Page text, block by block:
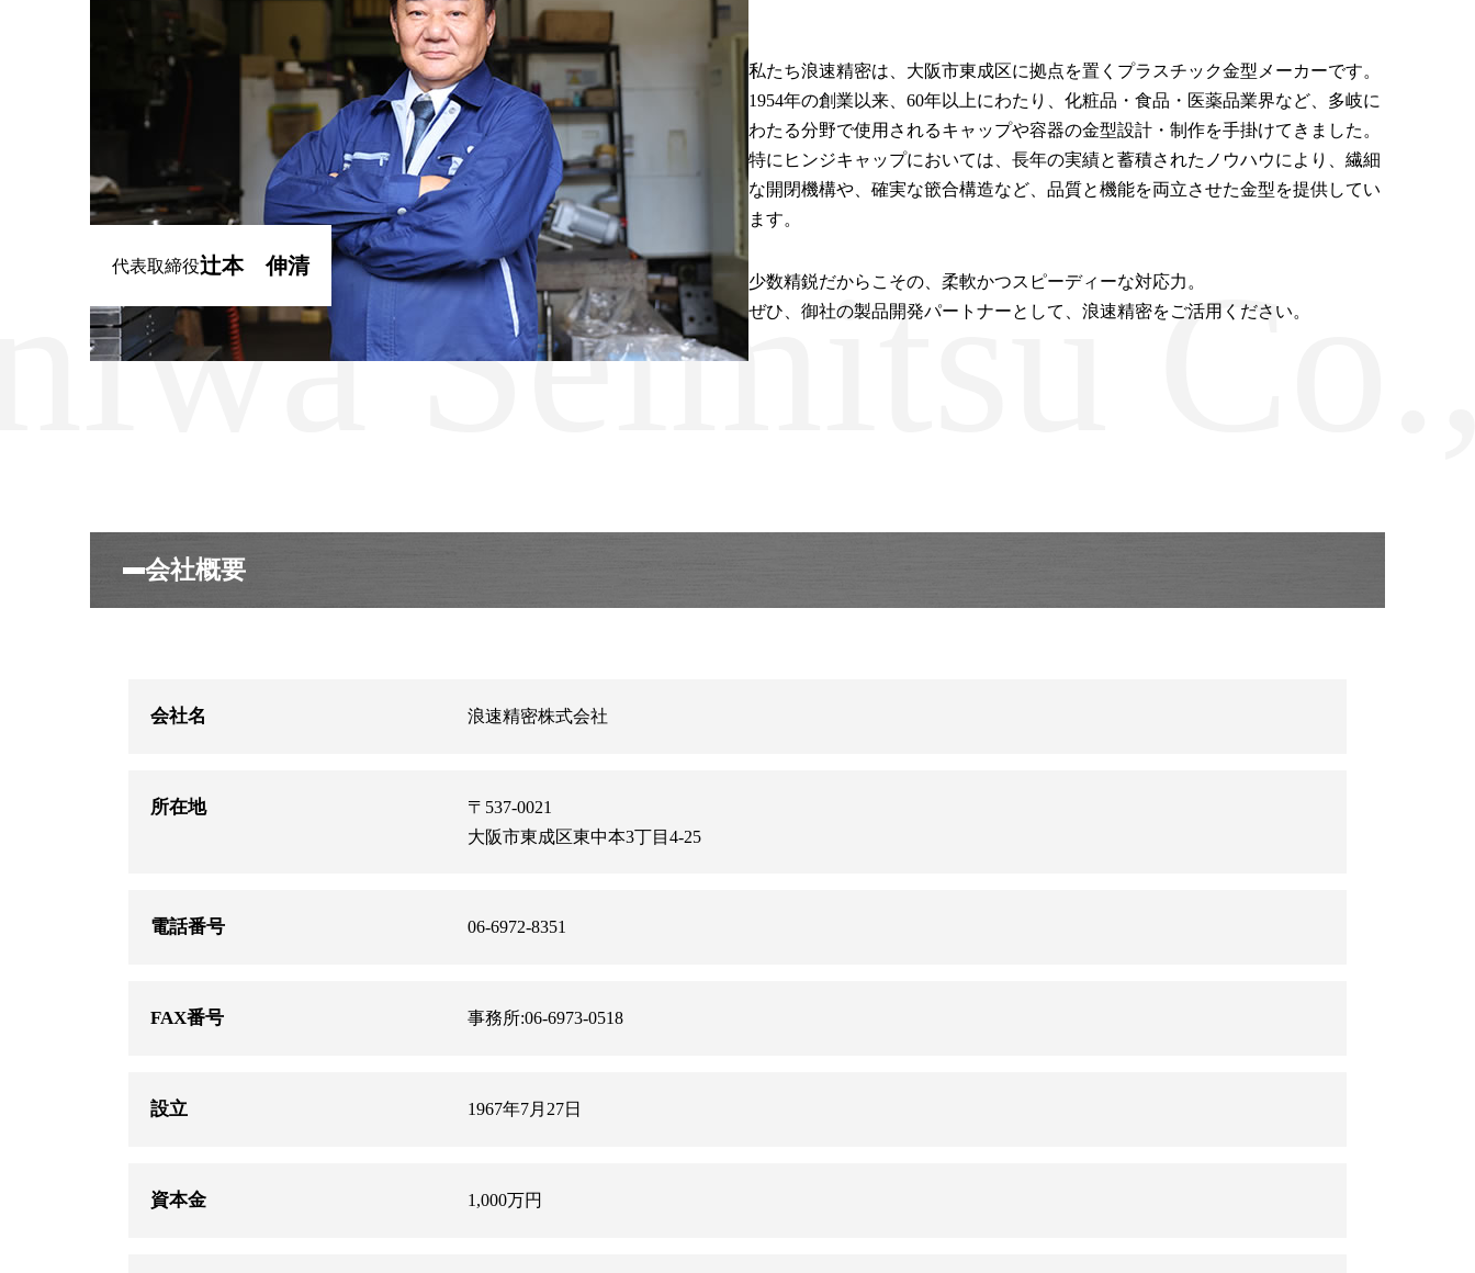
私たち浪速精密は、大阪市東成区に拠点を置くプラスチック金型メーカーです。
1954年の創業以来、60年以上にわたり、化粧品・食品・医薬品業界など、多岐に
わたる分野で使用されるキャップや容器の金型設計・制作を手掛けてきました。
特にヒンジキャップにおいては、長年の実績と蓄積されたノウハウにより、繊細
な開閉機構や、確実な篏合構造など、品質と機能を両立させた金型を提供してい
ます。
少数精鋭だからこその、柔軟かつスピーディーな対応力。
ぜひ、御社の製品開発パートナーとして、浪速精密をご活用ください。
代表取締役辻本 伸清 Seimitsu
会社概要
会社名 浪速精密株式会社
所在地
〒537-0021
大阪市東成区東中本3丁目4-25
電話番号 06-6972-8351
FAX番号 事務所:06-6973-0518
設立 1967年7月27日
資本金 1,000万円